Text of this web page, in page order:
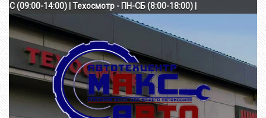
(09:00-14:00) | Техосмотр - ПН-СБ (8:00-18:00) |